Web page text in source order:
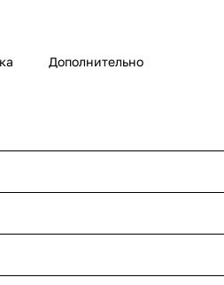
Дополнительно